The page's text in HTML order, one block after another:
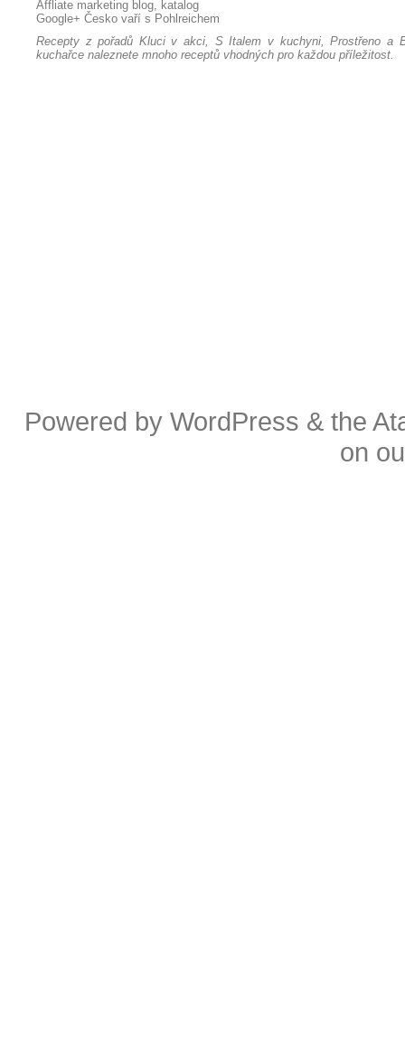
Affliate marketing blog, katalog
Google+ Česko vaří s Pohlreichem
Recepty z pořadů Kluci v akci, S Italem v kuchyni, Prostřeno a
kuchařce naleznete mnoho receptů vhodných pro každou příležitost.
Powered byWordPress & the
on